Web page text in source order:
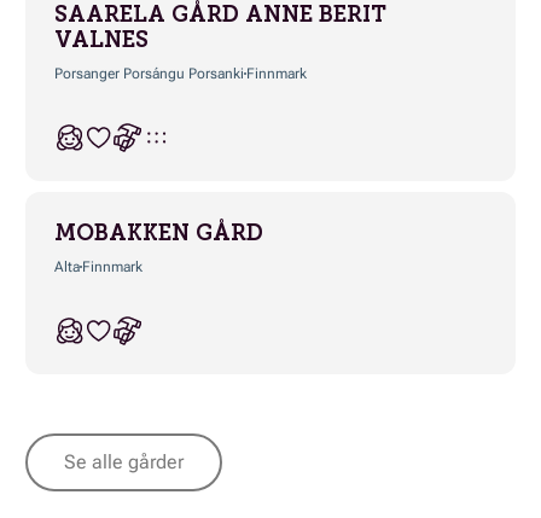
SAARELA GÅRD ANNE BERIT
VALNES
Porsanger Porsángu PorsankiFinnmark
MOBAKKEN GÅRD
AltaFinnmark
Se alle gårder